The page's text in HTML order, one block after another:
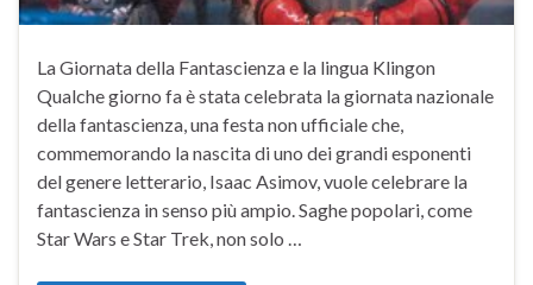
La Giornata della Fantascienza e la lingua Klingon
Qualche giorno fa è stata celebrata la giornata nazionale
della fantascienza, una festa non ufficiale che,
commemorando la nascita di uno dei grandi esponenti
del genere letterario, Isaac Asimov, vuole celebrare la
fantascienza in senso più ampio. Saghe popolari, come
Star Wars e Star Trek, non solo …